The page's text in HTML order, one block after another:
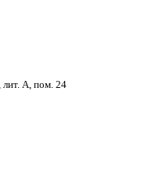
лит. А, пом. 24